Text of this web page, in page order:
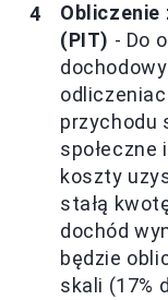
(PIT) - Do
przychodu
społeczne
koszty
stałą
dochód
będzie
skali (17%